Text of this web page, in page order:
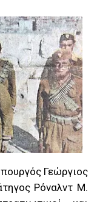
Γεώργιος
Ρόναλντ Μ.